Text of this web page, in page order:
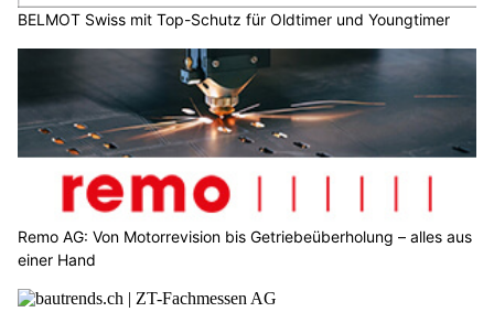
BELMOT Swiss mit Top-Schutz für Oldtimer und Youngtimer
Remo AG: Von Motorrevision bis Getriebeüberholung – alles aus
einer Hand